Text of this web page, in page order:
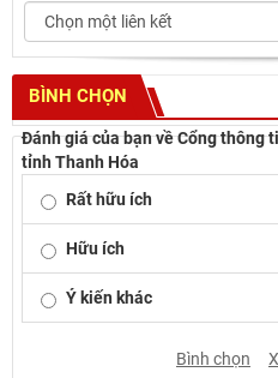
BÌNH CHỌN
Đánh giá của bạn về Cổng thông
tỉnh Thanh Hóa
Rất hữu ích
Hữu ích
Ý kiến khác
Bình chọn